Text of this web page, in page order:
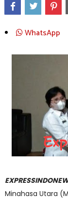
WhatsApp
Minahasa Utara